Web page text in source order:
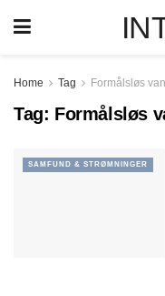
Home Tag Formålsløs
Tag: Formålsløs
SAMFUND & STRØMNINGER